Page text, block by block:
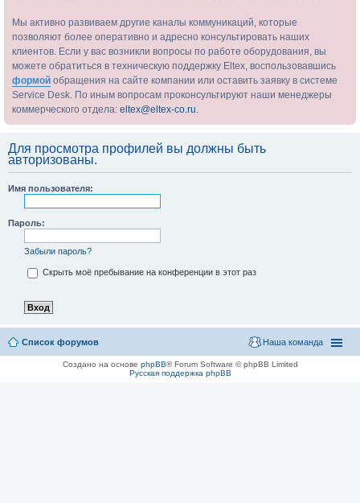
Мы активно развиваем другие каналы коммуникаций, которые
позволяют более оперативно и адресно консультировать наших
клиентов. Если у вас возникли вопросы по работе оборудования, вы
можете обратиться в техническую поддержку Eltex, воспользовавшись
формой обращения на сайте компании или оставить заявку в системе
Service Desk. По иным вопросам проконсультируют наши менеджеры
коммерческого отдела: eltex@eltex-co.ru.
Для просмотра профилей вы должны быть
авторизованы.
Имя пользователя:
Пароль:
Забыли пароль?
Скрыть моё пребывание на конференции в этот раз
Список форумов Наша команда
Создано на основе phpBB® Forum Software © phpBB Limited
Русская поддержка phpBB